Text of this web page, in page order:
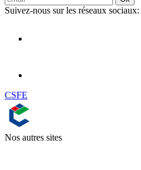
Suivez-nous sur les réseaux sociaux:
CSFE
Nos autres sites